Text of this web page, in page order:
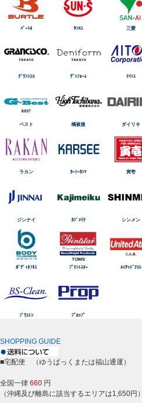
ﾊﾞｰﾄﾙ ｻﾝｴｽ 三愛
ｸﾞﾗﾝｼｽｺ ﾃﾞﾆﾌｫｰﾑ ｱｲﾄｽ
ベスト 橘被服 ダイリキ
ラカン ｶｰｼｰｶｼﾏ 寅壱
ジンナイ ｶｼﾞﾒｲｸ シンメン
ﾎﾞﾃﾞｨﾀﾌﾈｽ ﾌﾟﾘﾝﾄｽﾀｰ ﾕﾆﾃｯﾄﾞｱｽﾚ
ﾌﾞﾗｽﾄﾝ ﾌﾟﾛｯﾌﾟ
SHOPPING GUIDE
■宅配便 （ゆうぱっくまたは福山通運）
全国一律 660 円
（沖縄及び離島に該当するエリアは1,650円）